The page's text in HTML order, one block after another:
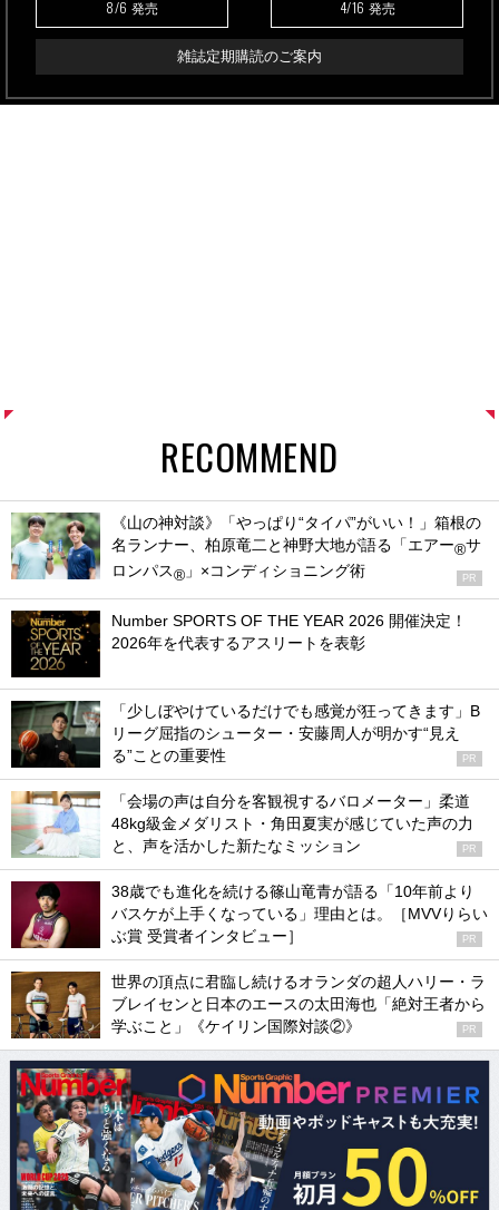
8/6 発売 4/16 発売
雑誌定期購読のご案内
RECOMMEND
《山の神対談》「やっぱり“タイパ”がいい！」箱根の
名ランナー、柏原竜二と神野大地が語る「エアー®サ
ロンパス® 」×コンディショニング術 PR
Number SPORTS OF THE YEAR 2026 開催決定！
2026年を代表するアスリートを表彰
「少しぼやけているだけでも感覚が狂ってきます」B
リーグ屈指のシューター・安藤周人が明かす“見え
る”ことの重要性
PR
「会場の声は自分を客観視するバロメーター」柔道
48kg級金メダリスト・角田夏実が感じていた声の力
と、声を活かした新たなミッション
PR
38歳でも進化を続ける篠山竜青が語る「10年前より
バスケが上手くなっている」理由とは。［MVVりらい
ぶ賞 受賞者インタビュー］
PR
世界の頂点に君臨し続けるオランダの超人ハリー・ラ
ブレイセンと日本のエースの太田海也「絶対王者から
学ぶこと」《ケイリン国際対談②》
PR